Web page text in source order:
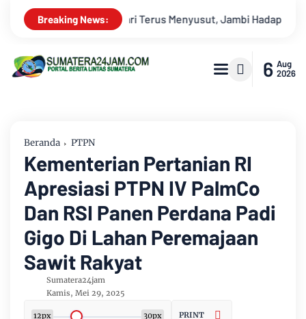
Breaking News:
Ancaman Krisis Air Bersih dan Karhutla Kekeruhan
6 Aug
2026
Beranda PTPN
Kementerian Pertanian RI
Apresiasi PTPN IV PalmCo
Dan RSI Panen Perdana Padi
Gigo Di Lahan Peremajaan
Sawit Rakyat
Sumatera24jam
Kamis, Mei 29, 2025
12px 30px PRINT